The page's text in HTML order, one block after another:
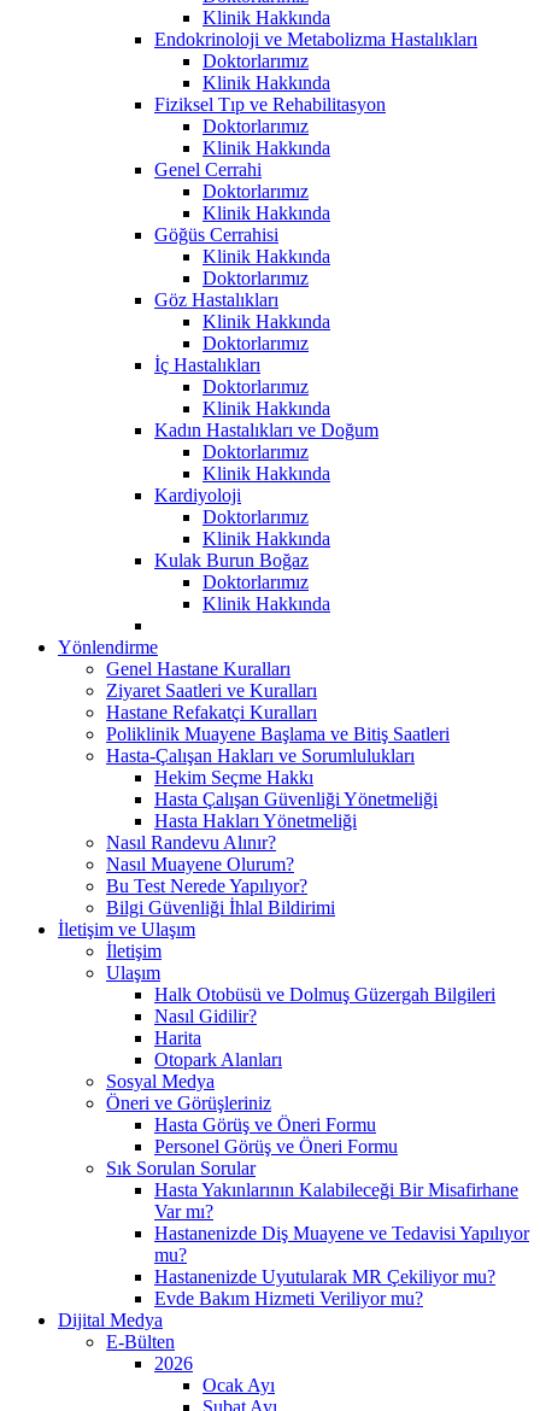
Klinik Hakkında
Endokrinoloji ve Metabolizma Hastalıkları
Doktorlarımız
Klinik Hakkında
Fiziksel Tıp ve Rehabilitasyon
Doktorlarımız
Klinik Hakkında
Genel Cerrahi
Doktorlarımız
Klinik Hakkında
Göğüs Cerrahisi
Klinik Hakkında
Doktorlarımız
Göz Hastalıkları
Klinik Hakkında
Doktorlarımız
İç Hastalıkları
Doktorlarımız
Klinik Hakkında
Kadın Hastalıkları ve Doğum
Doktorlarımız
Klinik Hakkında
Kardiyoloji
Doktorlarımız
Klinik Hakkında
Kulak Burun Boğaz
Doktorlarımız
Klinik Hakkında
Yönlendirme
Genel Hastane Kuralları
Ziyaret Saatleri ve Kuralları
Hastane Refakatçi Kuralları
Poliklinik Muayene Başlama ve Bitiş Saatleri
Hasta-Çalışan Hakları ve Sorumlulukları
Hekim Seçme Hakkı
Hasta Çalışan Güvenliği Yönetmeliği
Hasta Hakları Yönetmeliği
Nasıl Randevu Alınır?
Nasıl Muayene Olurum?
Bu Test Nerede Yapılıyor?
Bilgi Güvenliği İhlal Bildirimi
İletişim ve Ulaşım
İletişim
Ulaşım
Halk Otobüsü ve Dolmuş Güzergah Bilgileri
Nasıl Gidilir?
Harita
Otopark Alanları
Sosyal Medya
Öneri ve Görüşleriniz
Hasta Görüş ve Öneri Formu
Personel Görüş ve Öneri Formu
Sık Sorulan Sorular
Hasta Yakınlarının Kalabileceği Bir Misafirhane
Var mı?
Hastanenizde Diş Muayene ve Tedavisi Yapılıyor
mu?
Hastanenizde Uyutularak MR Çekiliyor mu?
Evde Bakım Hizmeti Veriliyor mu?
Dijital Medya
E-Bülten
2026
Ocak Ayı
Şubat Ayı